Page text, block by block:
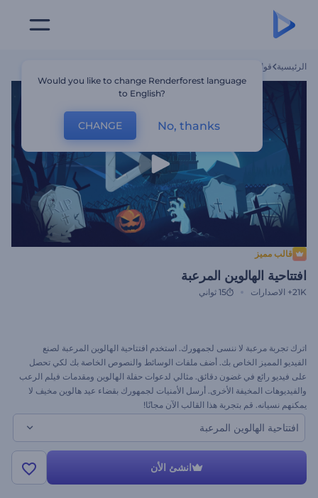
الرئيسية قوالب
قالب مميز
افتتاحية الهالوين المرعبة
21K+ الاصدارات 15 ثواني
اترك تجربة مرعبة لا ننسى لجمهورك. استخدم افتتاحية الهالوين المرعبة لصنع
الفيديو المميز الخاص بك. أضف ملفات الوسائط والنصوص الخاصة بك لكي تحصل
على فيديو رائع في غضون دقائق. مثالي لدعوات حفلة الهالوين ومقدمات فيلم الرعب
والفيديوهات المخيفة الأخرى. أرسل الأمنيات لجمهورك بقضاء عيد هالوين مخيف لا
يمكنهم نسيانه. قم بتجربة هذا القالب الآن مجانًا!
افتتاحية الهالوين المرعبة
انشئ الأن
Would you like to change Renderforest language
to English?
CHANGE No, thanks